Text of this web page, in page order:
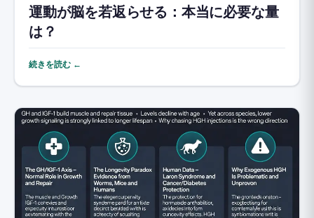
運動が脳を若返らせる：本当に必要な量
は？
続きを読む ←